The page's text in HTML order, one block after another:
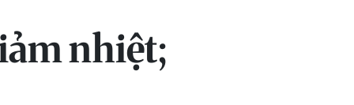
nhiệt;